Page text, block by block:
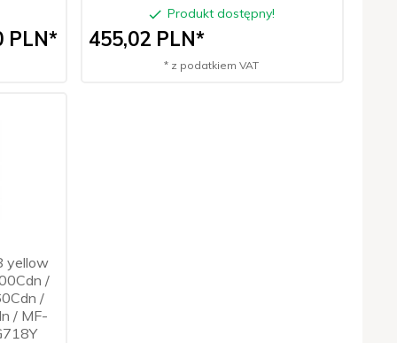
PLN*
Produkt dostępny!
455,02 PLN*
* z podatkiem VAT
yellow
/
/
/ MF-